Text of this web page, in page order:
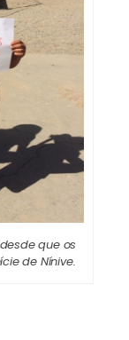
que os
de Nínive.